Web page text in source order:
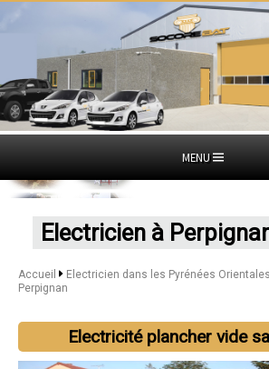
MENU
Electricien à
Accueil Electricien dans les Pyrénées Orientales
Perpignan
Electricité plancher vide